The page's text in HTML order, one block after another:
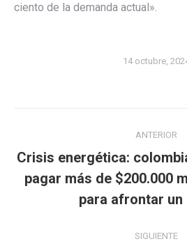
ciento de la demanda actual».
14 octubre,
entre
publicaciones
ANTERIOR
Crisis energética:
pagar más de $200.000
para afrontar un
SIGUIENTE